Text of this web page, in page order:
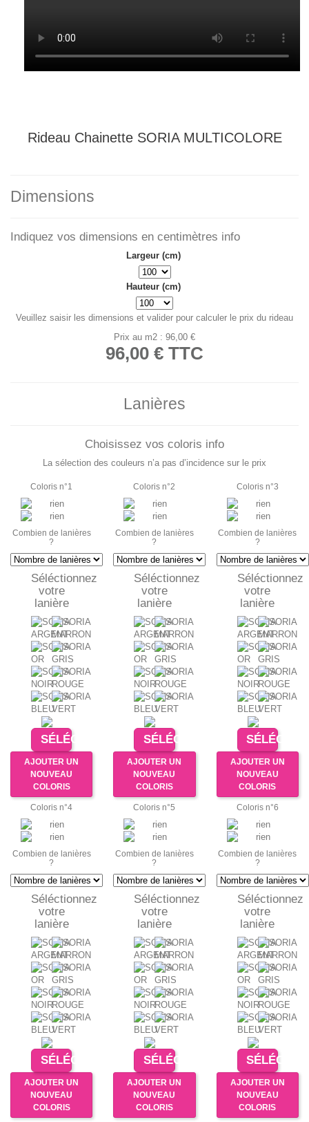
Rideau Chainette SORIA MULTICOLORE
Dimensions
Indiquez vos dimensions en centimètres info
Largeur (cm)
Hauteur (cm)
Veuillez saisir les dimensions et valider pour calculer le prix du rideau
Prix au m2 : 96,00 €
96,00 € TTC
Lanières
Choisissez vos coloris info
La sélection des couleurs n’a pas d’incidence sur le prix
Coloris n°1
Combien de lanières
?
Séléctionnez
votre
lanière
SÉLÉCTIONNER
AJOUTER UN
NOUVEAU
COLORIS
Coloris n°2
Combien de lanières
?
Séléctionnez
votre
lanière
SÉLÉCTIONNER
AJOUTER UN
NOUVEAU
COLORIS
Coloris n°3
Combien de lanières
?
Séléctionnez
votre
lanière
AJOUTER UN
NOUVEAU
COLORIS
Coloris n°4
Combien de lanières
?
Séléctionnez
votre
lanière
SÉLÉCTIONNER
AJOUTER UN
NOUVEAU
COLORIS
Coloris n°5
Combien de lanières
?
Séléctionnez
votre
lanière
SÉLÉCTIONNER
AJOUTER UN
NOUVEAU
COLORIS
Coloris n°6
Combien de lanières
?
Séléctionnez
votre
lanière
AJOUTER UN
NOUVEAU
COLORIS